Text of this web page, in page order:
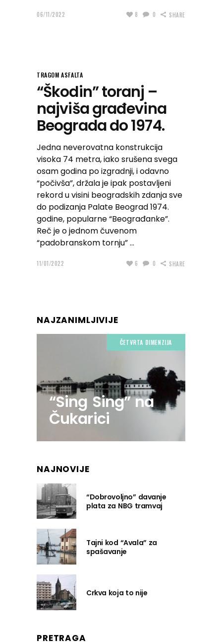
06/11/2022 8 0 SHARE
TRAGOM ASFALTA
“Škodin” toranj –
najviša građevina
Beograda do 1974.
Jedna neverovatna konstrukcija
visoka 74 metra, iako srušena svega
osam godina po izgradnji, i odavno
“počivša”, držala je ipak postavljeni
rekord u visini beogradskih zdanja sve
do podizanja Palate Beograd 1974.
godine, popularne “Beograđanke”.
Reč je o jednom čuvenom
“padobranskom tornju”
11/01/2022 6 0 SHARE
NAJZANIMLJIVIJE
ČETVRTA DIMENZIJA
“Sing Sing” na
Čukarici
NAJNOVIJE
“Dobrovoljno” davanje
plata za NBG tramvaj
Tajni kod “Avala” za
spašavanje
Crkva koja to nije
PRETRAGA